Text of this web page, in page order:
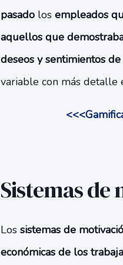
pasadolos empleados
aquellos que
deseos y sentimientos
variable con más detalle
Sistemas
Los sistemas de
económicas de los